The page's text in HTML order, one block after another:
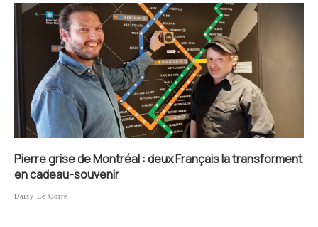
Pierre grise de Montréal : deux Français la transforment
en cadeau-souvenir
Daisy Le Corre